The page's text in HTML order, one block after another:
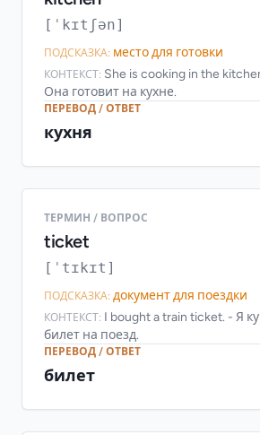
[ˈkɪtʃən]
ПОДСКАЗКА: место для готовки
КОНТЕКСТ: She is cooking in the
Она готовит на кухне.
ПЕРЕВОД / ОТВЕТ
кухня
ТЕРМИН / ВОПРОС
ticket
[ˈtɪkɪt]
ПОДСКАЗКА: документ для поездки
КОНТЕКСТ:
I bought a train ticket. - Я
билет на поезд.
ПЕРЕВОД / ОТВЕТ
билет